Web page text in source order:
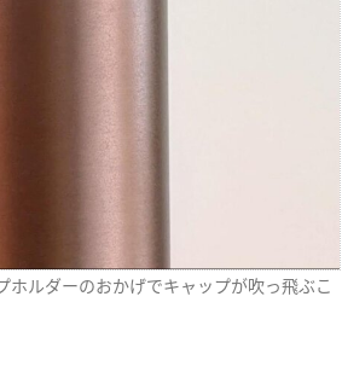
ルダーのおかげでキャップが吹っ飛ぶこ